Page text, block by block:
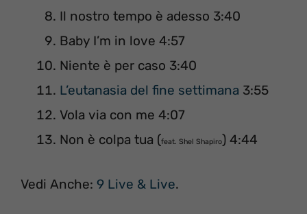
Il nostro tempo è adesso 3:40
Baby I’m in love 4:57
Niente è per caso 3:40
L’eutanasia del fine settimana 3:55
Vola via con me 4:07
Non è colpa tua (feat. Shel Shapiro) 4:44
Vedi Anche: 9 Live & Live.